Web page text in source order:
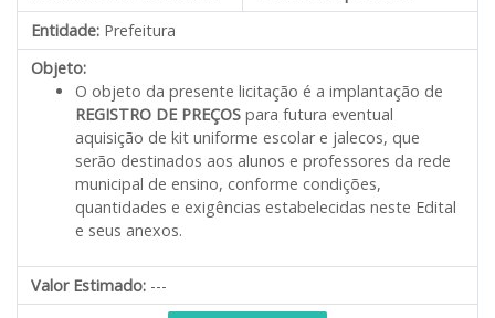
Entidade: Prefeitura
Objeto:
O objeto da presente licitação é a implantação de
REGISTRO DE PREÇOS para futura eventual
aquisição de kit uniforme escolar e jalecos, que
serão destinados aos alunos e professores da rede
municipal de ensino, conforme condições,
quantidades e exigências estabelecidas neste Edital
e seus anexos.
Valor Estimado: ---